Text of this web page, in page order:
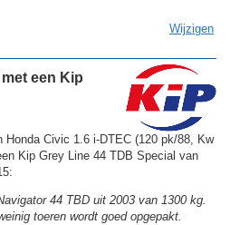
Wijzigen
een Kip
Honda Civic 1.6 i-DTEC (120 pk/88, Kw
Kip Grey Line 44 TDB Special van
44 TBD uit 2003 van 1300 kg.
toeren wordt goed opgepakt.